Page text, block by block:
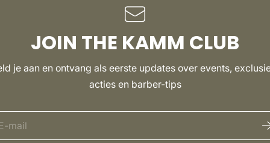
JOIN THE KAMM CLUB
je aan en ontvang als eerste updates over events,
acties en barber-tips